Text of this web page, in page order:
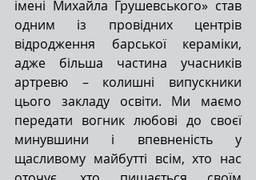
імені Михайла Грушевського» став
одним із провідних центрів
відродження барської кераміки,
адже більша частина учасників
артревю – колишні випускники
цього закладу освіти. Ми маємо
передати вогник любові до своєї
минувшини і впевненість у
щасливому майбутті всім, хто нас